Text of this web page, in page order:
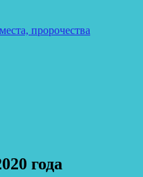
пророчества
года